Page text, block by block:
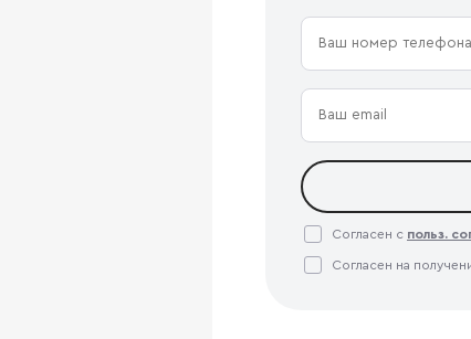
Согласен с польз.
Согласен на